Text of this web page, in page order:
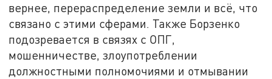
вернее, перераспределение земли и всё, что
связано с этими сферами. Также Борзенко
подозревается в связях с ОПГ,
мошенничестве, злоупотреблении
должностными полномочиями и отмывании